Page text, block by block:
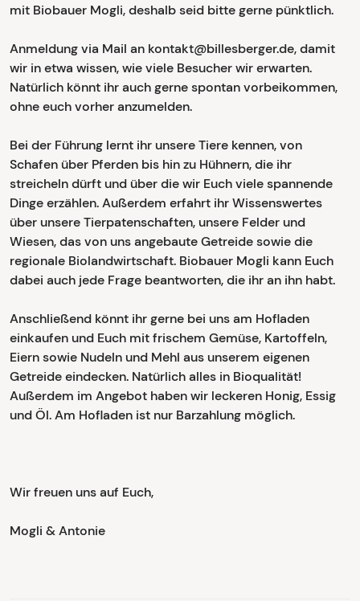
mit Biobauer Mogli, deshalb seid bitte gerne pünktlich.
Anmeldung via Mail an kontakt@billesberger.de, damit
wir in etwa wissen, wie viele Besucher wir erwarten.
Natürlich könnt ihr auch gerne spontan vorbeikommen,
ohne euch vorher anzumelden.
Bei der Führung lernt ihr unsere Tiere kennen, von
Schafen über Pferden bis hin zu Hühnern, die ihr
streicheln dürft und über die wir Euch viele spannende
Dinge erzählen. Außerdem erfahrt ihr Wissenswertes
über unsere Tierpatenschaften, unsere Felder und
Wiesen, das von uns angebaute Getreide sowie die
regionale Biolandwirtschaft. Biobauer Mogli kann Euch
dabei auch jede Frage beantworten, die ihr an ihn habt.
Anschließend könnt ihr gerne bei uns am Hofladen
einkaufen und Euch mit frischem Gemüse, Kartoffeln,
Eiern sowie Nudeln und Mehl aus unserem eigenen
Getreide eindecken. Natürlich alles in Bioqualität!
Außerdem im Angebot haben wir leckeren Honig, Essig
und Öl. Am Hofladen ist nur Barzahlung möglich.
Wir freuen uns auf Euch,
Mogli & Antonie